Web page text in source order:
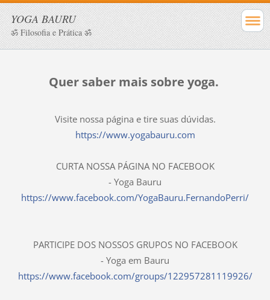
YOGA BAURU
ॐ Filosofia e Prática ॐ
Quer saber mais sobre yoga.
Visite nossa página e tire suas dúvidas.
https://www.yogabauru.com
CURTA NOSSA PÁGINA NO FACEBOOK
- Yoga Bauru
https://www.facebook.com/YogaBauru.FernandoPerri/
PARTICIPE DOS NOSSOS GRUPOS NO FACEBOOK
- Yoga em Bauru
https://www.facebook.com/groups/122957281119926/